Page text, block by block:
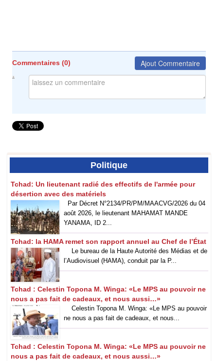
Commentaires (0) Ajout Commentaire
Politique
Tchad: Un lieutenant radié des effectifs de l'armée pour
désertion avec des matériels
Par Décret N°2134/PR/PM/MAACVG/2026 du 04
août 2026, le lieutenant MAHAMAT MANDE
YANAMA, ID 2...
Tchad: la HAMA remet son rapport annuel au Chef de l’État
Le bureau de la Haute Autorité des Médias et de
l’Audiovisuel (HAMA), conduit par la P...
Tchad : Celestin Topona M. Winga: «Le MPS au pouvoir ne
nous a pas fait de cadeaux, et nous aussi…»
‎Celestin Topona M. Winga: «Le MPS au pouvoir
ne nous a pas fait de cadeaux, et nous...
Tchad : Celestin Topona M. Winga: «Le MPS au pouvoir ne
nous a pas fait de cadeaux, et nous aussi…»